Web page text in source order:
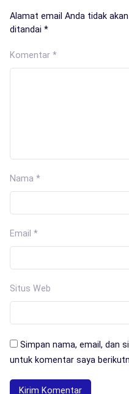
Alamat email Anda tidak
ditandai *
Komentar *
Nama *
Email *
Situs Web
Simpan nama, email, dan
untuk komentar saya